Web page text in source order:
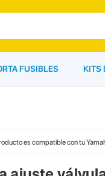
FUSIBLES KITS
es compatible con tu